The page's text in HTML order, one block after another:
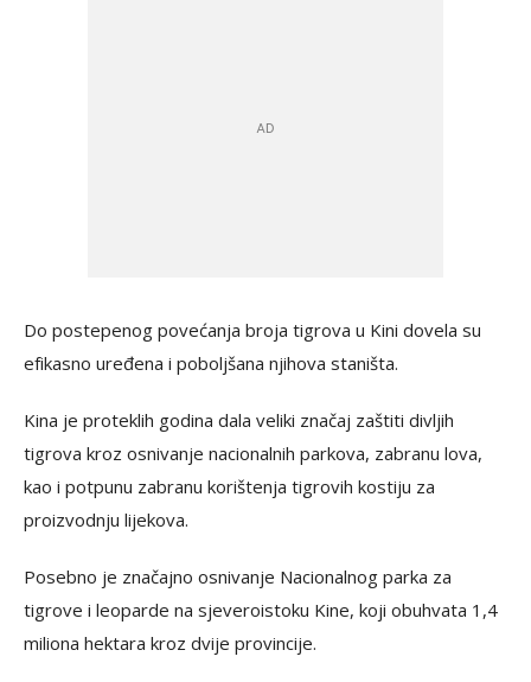
Do postepenog povećanja broja tigrova u Kini dovela su
efikasno uređena i poboljšana njihova staništa.
Kina je proteklih godina dala veliki značaj zaštiti divljih
tigrova kroz osnivanje nacionalnih parkova, zabranu lova,
kao i potpunu zabranu korištenja tigrovih kostiju za
proizvodnju lijekova.
Posebno je značajno osnivanje Nacionalnog parka za
tigrove i leoparde na sjeveroistoku Kine, koji obuhvata 1,4
miliona hektara kroz dvije provincije.